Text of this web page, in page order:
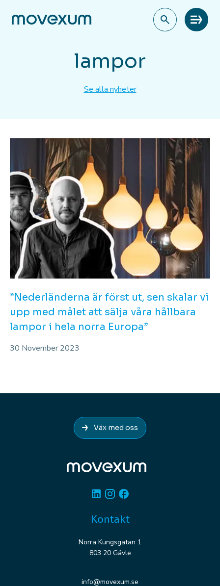
Meny
lampor
Se alla nyheter
”Nederländerna är först ut, sen skalar vi
upp med målet att sälja våra hållbara
lampor i hela norra Europa”
30 November 2023
Väx med oss
LinkedinInstagram
Kontakt
Norra Kungsgatan 1
803 20 Gävle
info@movexum.se